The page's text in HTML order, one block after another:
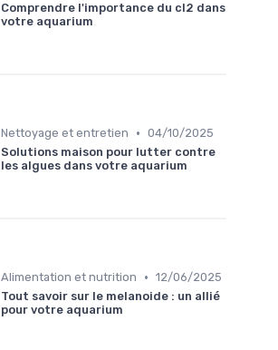
Comprendre l'importance du cl2 dans
votre aquarium
Nettoyage et entretien • 04/10/2025
Solutions maison pour lutter contre
les algues dans votre aquarium
Alimentation et nutrition • 12/06/2025
Tout savoir sur le melanoide : un allié
pour votre aquarium